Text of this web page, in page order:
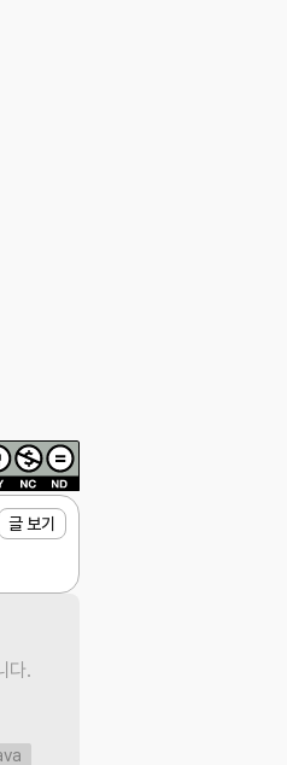
글 보기
다.